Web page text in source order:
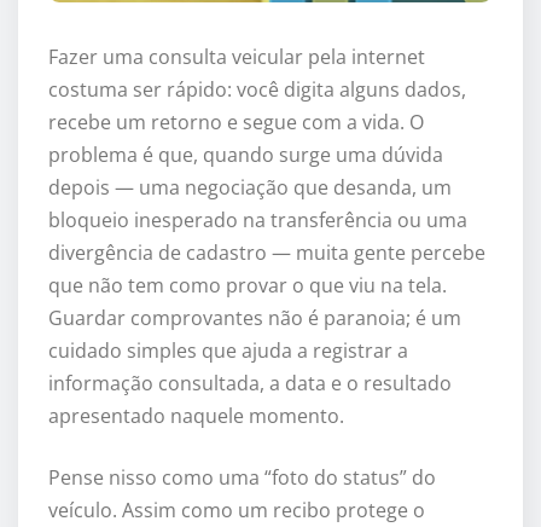
Fazer uma consulta veicular pela internet
costuma ser rápido: você digita alguns dados,
recebe um retorno e segue com a vida. O
problema é que, quando surge uma dúvida
depois — uma negociação que desanda, um
bloqueio inesperado na transferência ou uma
divergência de cadastro — muita gente percebe
que não tem como provar o que viu na tela.
Guardar comprovantes não é paranoia; é um
cuidado simples que ajuda a registrar a
informação consultada, a data e o resultado
apresentado naquele momento.
Pense nisso como uma “foto do status” do
veículo. Assim como um recibo protege o